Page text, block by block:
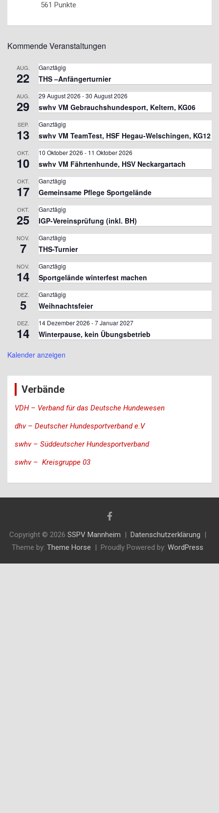
561 Punkte
Kommende Veranstaltungen
AUG.
22
Ganztägig
THS –Anfängerturnier
AUG.
29
29 August 2026 -30 August 2026
swhv VM Gebrauchshundesport, Keltern, KG06
SEP.
13
Ganztägig
swhv VM TeamTest, HSF Hegau-Welschingen, KG12
OKT.
10
10 Oktober 2026 - 11 Oktober 2026
swhv VM Fährtenhunde, HSV Neckargartach
OKT.
17
Ganztägig
Gemeinsame Pflege Sportgelände
OKT.
25
Ganztägig
IGP-Vereinsprüfung (inkl. BH)
NOV.
7
Ganztägig
THS-Turnier
NOV.
14
Ganztägig
Sportgelände winterfest machen
DEZ.
5
Ganztägig
Weihnachtsfeier
DEZ.
14
14 Dezember 2026 -7 Januar 2027
Winterpause, kein Übungsbetrieb
Kalender anzeigen
Verbände
VDH – Verband für das Deutsche Hundewesen
dhv – Deutscher Hundesportverband e.V
swhv – Süddeutscher Hundesportverband
swhv – Kreisgruppe 03
Copyright © 2026 SSPV Mannheim
Datenschutzerklärung
Theme by: Theme Horse Proudly Powered by: WordPress